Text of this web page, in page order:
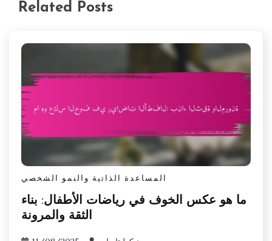
Related Posts
المساعدة الذاتية والنمو الشخصي
ما هو عكس الخوف في رياضات الأطفال: بناء
الثقة والمرونة